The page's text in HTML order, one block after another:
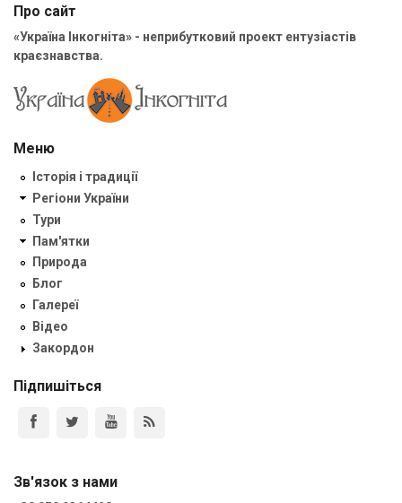
Про сайт
«Україна Інкогніта» - неприбутковий проект ентузіастів
краєзнавства.
Меню
Історія і традиції
Регіони України
Тури
Пам'ятки
Природа
Блог
Галереї
Відео
Закордон
Підпишіться
Зв'язок з нами